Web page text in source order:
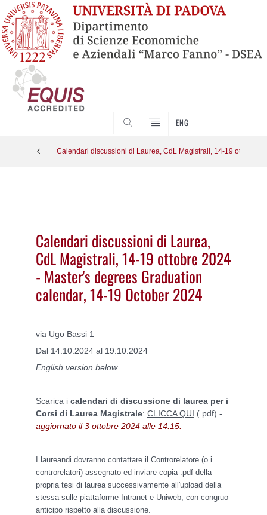
ENG
Calendari discussioni di Laurea, CdL Magistrali, 14-19 ottobre
Calendari discussioni di Laurea,
CdL Magistrali, 14-19 ottobre 2024
- Master's degrees Graduation
calendar, 14-19 October 2024
via Ugo Bassi 1
Dal 14.10.2024 al 19.10.2024
English version below
Scarica i calendari di discussione di laurea per i
Corsi di Laurea Magistrale: CLICCA QUI (.pdf) -
aggiornato il 3 ottobre 2024 alle 14.15.
I laureandi dovranno contattare il Controrelatore (o i
controrelatori) assegnato ed inviare copia .pdf della
propria tesi di laurea successivamente all'upload della
stessa sulle piattaforme Intranet e Uniweb, con congruo
anticipo rispetto alla discussione.